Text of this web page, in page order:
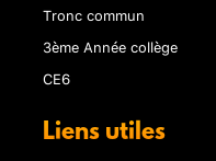
Tronc commun
3ème Année collège
CE6
Liens utiles